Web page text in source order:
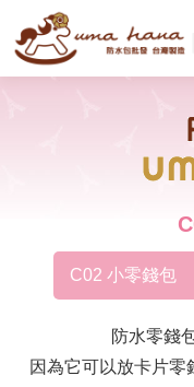
C02 小零錢包
防水零錢
因為它可以放卡片零